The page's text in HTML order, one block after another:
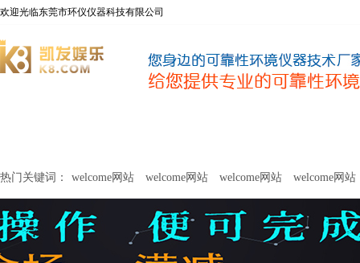
欢迎光临东莞市环仪仪器科技有限公司
关于环仪 联系环仪
热门关键词： welcome网站 welcome网站 welcome网站 welcome网站
网站 welcome网站